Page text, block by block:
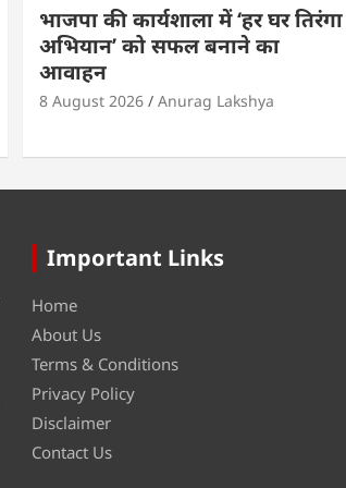
भाजपा की कार्यशाला में ‘हर घर तिरंगा
अभियान’ को सफल बनाने का
आवाहन
8 August 2026 Anurag Lakshya
Important Links
Home
About Us
Terms & Conditions
Privacy Policy
Disclaimer
Contact Us